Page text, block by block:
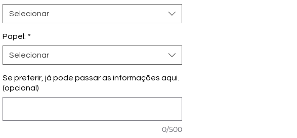
Selecionar
Papel: *
Selecionar
Se preferir, já pode passar as informações aqui.
(opcional)
0/500